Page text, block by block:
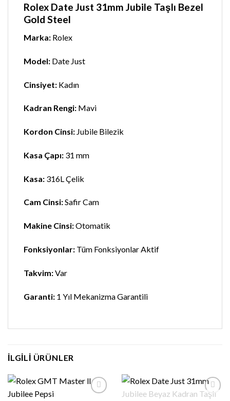
Rolex Date Just 31mm Jubile Taşlı Bezel
Gold Steel
Marka: Rolex
Model: Date Just
Cinsiyet: Kadın
Kadran Rengi: Mavi
Kordon Cinsi: Jubile Bilezik
Kasa Çapı: 31 mm
Kasa: 316L Çelik
Cam Cinsi:Safir Cam
Makine Cinsi:Otomatik
Fonksiyonlar: Tüm Fonksiyonlar Aktif
Takvim:Var
Garanti: 1 Yıl Mekanizma Garantili
İLGILI ÜRÜNLER